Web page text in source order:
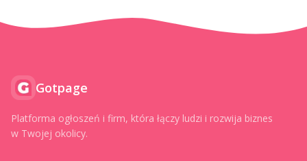
Gotpage
Platforma ogłoszeń i firm, która łączy ludzi i rozwija biznes
w Twojej okolicy.